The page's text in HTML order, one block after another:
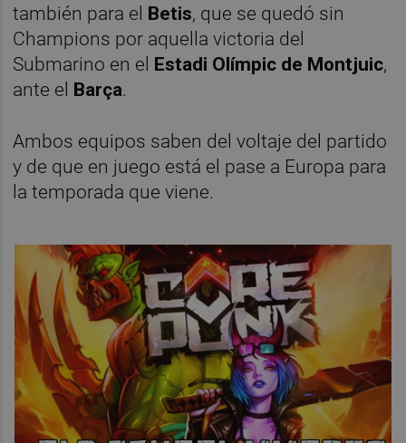
también para el Betis, que se quedó sin
Champions por aquella victoria del
Submarino en el Estadi Olímpic de Montjuic,
ante el Barça.
Ambos equipos saben del voltaje del partido
y de que en juego está el pase a Europa para
la temporada que viene.